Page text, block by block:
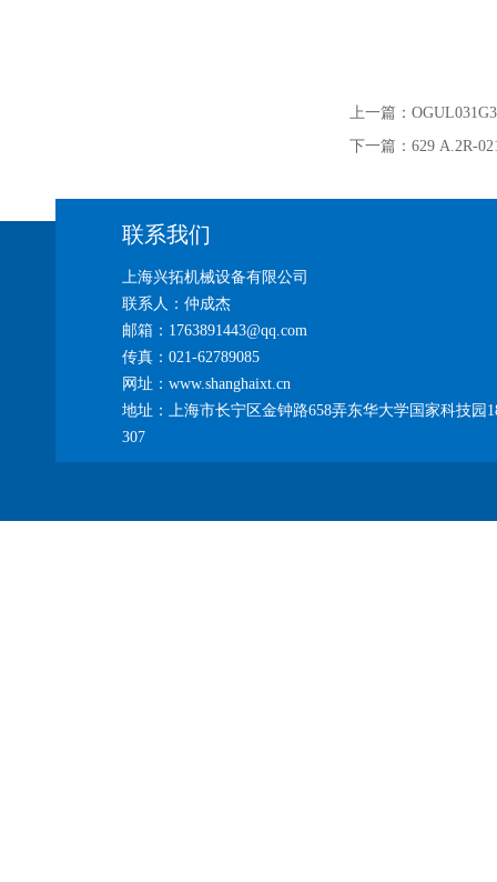
上一篇：
下一篇： 629 A.2R-
联系我们
上海兴拓机械设备有限公司
联系人：仲成杰
邮箱：1763891443@qq.com
传真：021-62789085
网址：www.shanghaixt.cn
地址：上海市长宁区金钟路658弄东华大学国家科技园
307